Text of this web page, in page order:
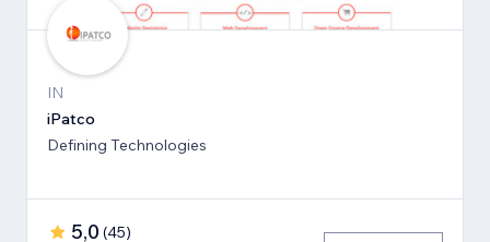
IN
iPatco
Defining Technologies
5,0 (45)